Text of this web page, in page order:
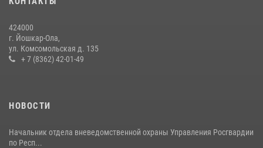
Росгвардейцы в Республике Марий Эл приняли участие в
08 июля 2026, 13:48
Управление Росгвардии по Республике Марий Эл приняло участие в
424000
г. Йошкар-Ола,
ул. Комсомольская д. 135
+ 7 (8362) 42-01-49
НОВОСТИ
Начальник отдела вневедомственной охраны Управления Росгвардии
по Респ...